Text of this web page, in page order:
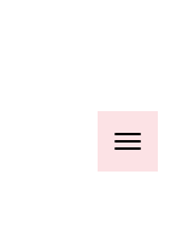
Toggle